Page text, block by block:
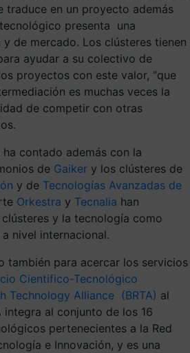
traduce en un proyecto además
presenta una
de mercado. Los clústeres tienen
ayudar a su colectivo de
proyectos con este valor, “que
es muchas veces la
de competir con otras
contado además con la
de Gaiker y los clústeres de
y de Tecnologías Avanzadas de
Orkestra y Tecnalia han
y la tecnología como
nivel internacional.
también para acercar los servicios
Cientifico-Tecnológico
Technology Alliance (BRTA) al
integra al conjunto de los 16
pertenecientes a la Red
e Innovación, y es una